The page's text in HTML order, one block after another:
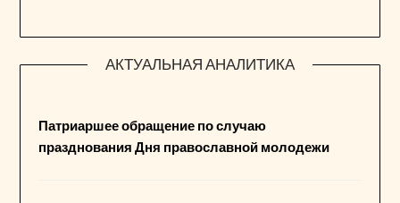
АКТУАЛЬНАЯ АНАЛИТИКА
Патриаршее обращение по случаю
празднования Дня православной молодежи